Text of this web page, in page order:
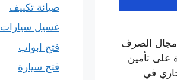
مجال الصرف
على تأمين
في
صيانة تكييف
غسيل سيارات
فتح ابواب
فتح سيارة